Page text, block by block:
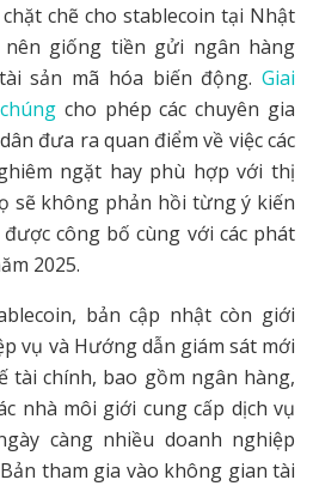
chẽ cho stablecoin tại Nhật
giống tiền gửi ngân hàng
sản mã hóa biến động. Giai
cho phép các chuyên gia
đưa ra quan điểm về việc các
ngặt hay phù hợp với thị
sẽ không phản hồi từng ý kiến
công bố cùng với các phát
2025.
bản cập nhật còn giới
vụ và Hướng dẫn giám sát mới
tài chính, bao gồm ngân hàng,
nhà môi giới cung cấp dịch vụ
càng nhiều doanh nghiệp
tham gia vào không gian tài